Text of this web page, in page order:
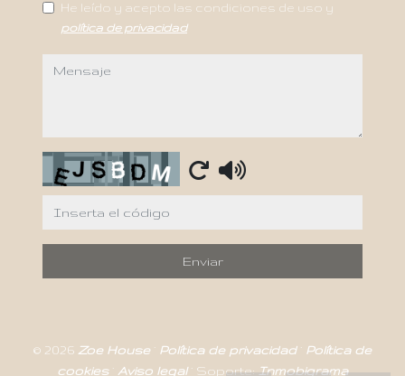
He leído y acepto las condiciones de uso y
política de privacidad
mensaje
Captcha
Enviar
© 2026 Zoe House · Política de privacidad · Política de
cookies · Aviso legal· Soporte: Inmobigrama